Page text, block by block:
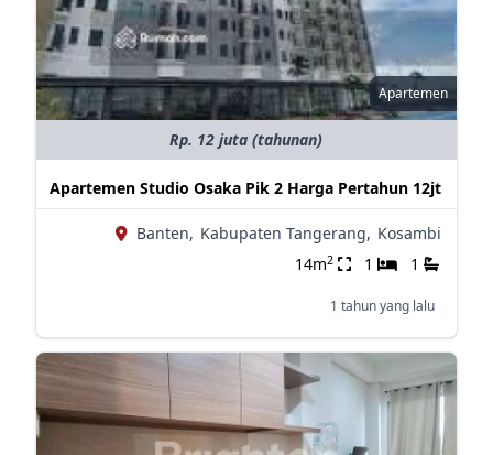
Apartemen
Rp. 12 juta (tahunan)
Apartemen Studio Osaka Pik 2 Harga Pertahun 12jt
Banten, Kabupaten Tangerang, Kosambi
14m2 1 1
1 tahun yang lalu